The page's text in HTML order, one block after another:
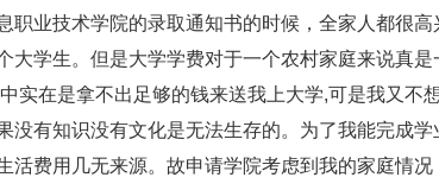
职业技术学院的录取通知书的时候，全家人都很
大学生。但是大学学费对于一个农村家庭来说真
实在是拿不出足够的钱来送我上大学,可是我又不
没有知识没有文化是无法生存的。为了我能完成学
活费用几无来源。故申请学院考虑到我的家庭情况